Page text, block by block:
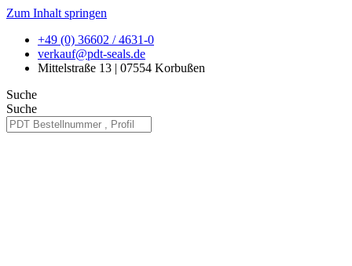
Zum Inhalt springen
+49 (0) 36602 / 4631-0
verkauf@pdt-seals.de
Mittelstraße 13 | 07554 Korbußen
Suche
Suche